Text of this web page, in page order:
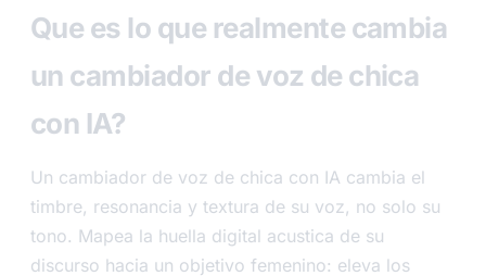
Que es lo que realmente cambia
un cambiador de voz de chica
con IA?
Un cambiador de voz de chica con IA cambia el
timbre, resonancia y textura de su voz, no solo su
tono. Mapea la huella digital acustica de su
discurso hacia un objetivo femenino: eleva los